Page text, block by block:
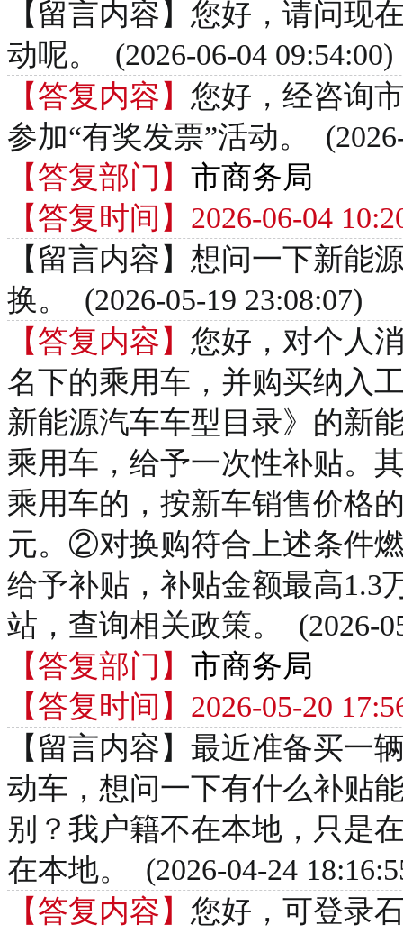
【留言内容】您好，请问现
动呢。 (2026-06-04 09:54:00)
【答复内容】 您好，经咨询
参加“有奖发票”活动。
【答复部门】 市商务局
【答复时间】2026-06-04
【留言内容】想问一下新能
换。 (2026-05-19 23:08:07)
【答复内容】 您好，对个人
名下的乘用车，并购买纳入
新能源汽车车型目录》的新
乘用车，给予一次性补贴。
乘用车的，按新车销售价格
元。②对换购符合上述条件
给予补贴，补贴金额最高1.3
站，查询相关政策。 (2026-
【答复部门】 市商务局
【答复时间】2026-05-20
【留言内容】最近准备买一
动车，想问一下有什么补贴
别？我户籍不在本地，只是
在本地。 (2026-04-24
【答复内容】 您好，可登录